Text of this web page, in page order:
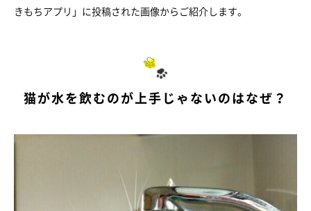
きもちアプリ」に投稿された画像からご紹介します。
猫が水を飲むのが上手じゃないのはなぜ？